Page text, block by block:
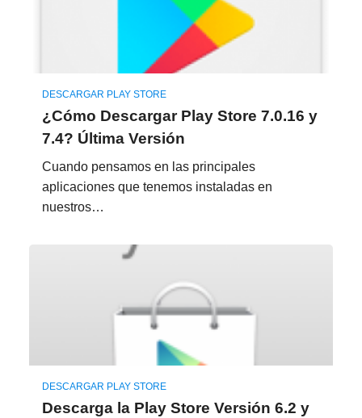
DESCARGAR PLAY STORE
¿Cómo Descargar Play Store 7.0.16 y
7.4? Última Versión
Cuando pensamos en las principales
aplicaciones que tenemos instaladas en
nuestros…
DESCARGAR PLAY STORE
Descarga la Play Store Versión 6.2 y